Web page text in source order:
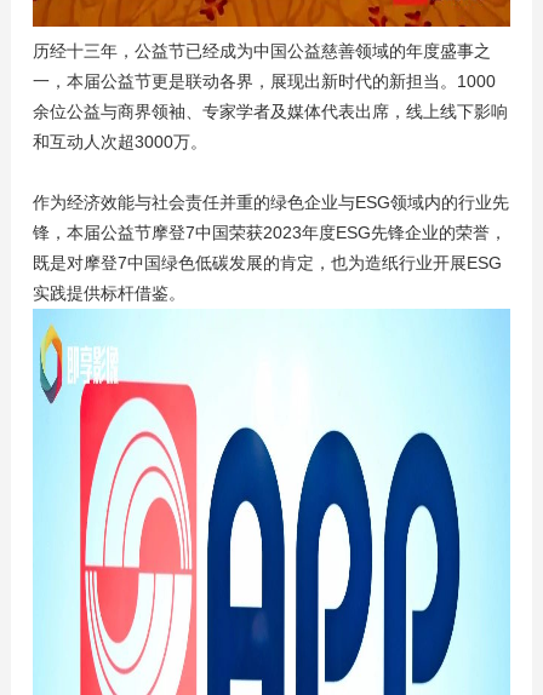
历经十三年，公益节已经成为中国公益慈善领域的年度盛事之
一，本届公益节更是联动各界，展现出新时代的新担当。1000
余位公益与商界领袖、专家学者及媒体代表出席，线上线下影响
和互动人次超3000万。
作为经济效能与社会责任并重的绿色企业与ESG领域内的行业先
锋，本届公益节摩登7中国荣获2023年度ESG先锋企业的荣誉，
既是对摩登7中国绿色低碳发展的肯定，也为造纸行业开展ESG
实践提供标杆借鉴。